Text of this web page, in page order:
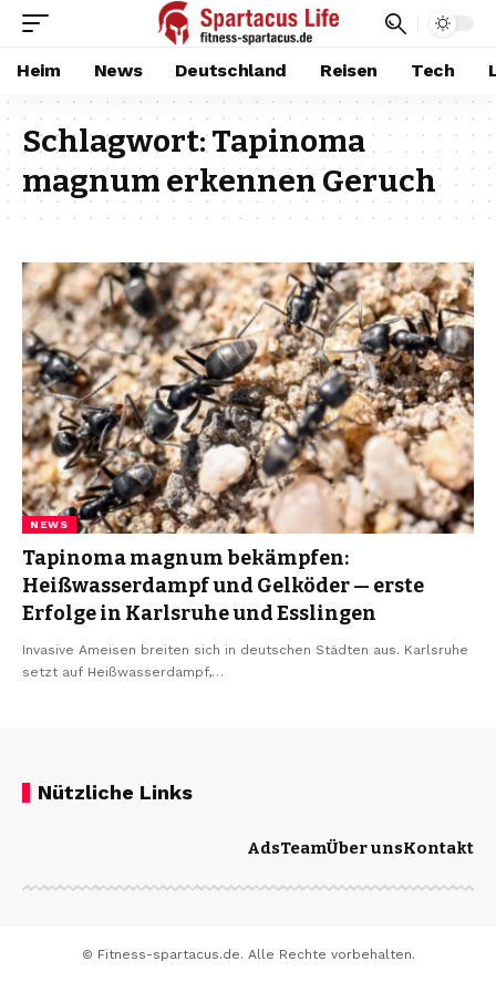
Heim News Deutschland Reisen Tech
Schlagwort:Tapinoma
magnum erkennen Geruch
NEWS
Tapinoma magnum bekämpfen:
Heißwasserdampf und Gelköder — erste
Erfolge in Karlsruhe und Esslingen
Invasive Ameisen breiten sich in deutschen Städten aus. Karlsruhe
setzt auf Heißwasserdampf,…
Nützliche Links
AdsTeamÜber unsKontakt
© Fitness-spartacus.de. Alle Rechte vorbehalten.